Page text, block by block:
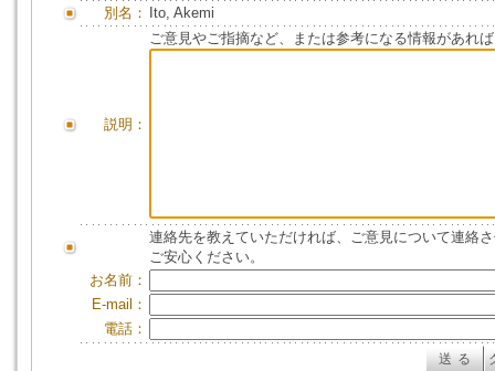
別名： Ito, Akemi
説明：
ご意見やご指摘など、または参考になる情報があれ
連絡先を教えていただければ、ご意見について連絡
ご安心ください。
お名前：
E-mail：
電話：